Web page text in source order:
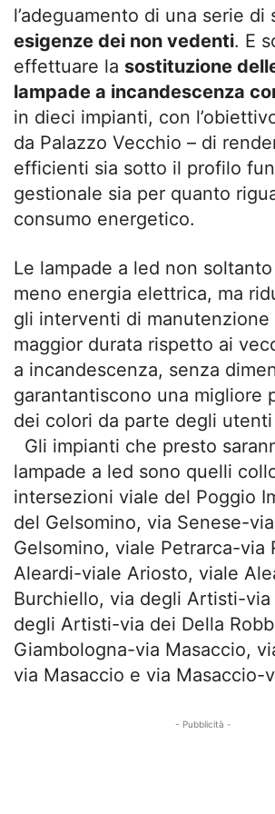
l’adeguamento di una serie di
esigenze dei non vedenti. E
effettuare la sostituzione
lampade a incandescenza
in dieci impianti, con
da Palazzo Vecchio – di
efficienti sia sotto il profilo
gestionale sia per quanto
consumo energetico.
Le lampade a led non
meno energia elettrica, ma
gli interventi di manutenzione
maggior durata rispetto ai
a incandescenza, senza
garantantiscono una migliore
dei colori da parte degli
Gli impianti che presto
lampade a led sono quelli
intersezioni viale del Poggio
del Gelsomino, via Senese-
Gelsomino, viale Petrarca-via
Aleardi-viale Ariosto, viale
Burchiello, via degli Artisti-via
degli Artisti-via dei Della
Giambologna-via Masaccio,
via Masaccio e via Masaccio-
- Pubblicità -